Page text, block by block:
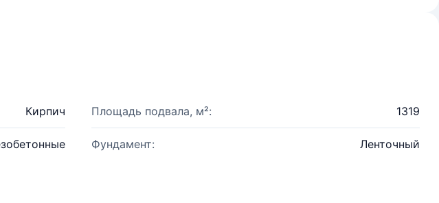
Кирпич Площадь подвала, м²: 1319
Фундамент: Ленточный